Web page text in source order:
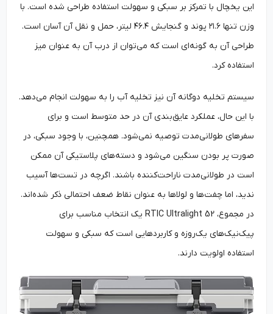
این یخچال با تمرکز بر سبکی و سهولت استفاده طراحی شده است. با
وزن تنها ۲۱.۶ پوند و گنجایش ۴۶.۴ لیتر، حمل و نقل آن آسان است.
طراحی آن به گونه‌ای است که می‌توان از درب آن به عنوان میز
استفاده کرد.
سیستم تخلیه دوگانه آن نیز تخلیه آب را به سهولت انجام می‌دهد.
با این حال، عملکرد عایق‌بندی آن در حد متوسط است و برای
سفرهای طولانی‌مدت توصیه نمی‌شود. همچنین، با وجود سبکی، در
صورت پر بودن سنگین می‌شود و دسته‌های پلاستیکی آن ممکن
است در طولانی‌مدت ناراحت‌کننده باشند. اگرچه در تست‌ها آسیب
ندید، اما چفت‌ها و لولاها به عنوان نقاط ضعف احتمالی ذکر شده‌اند.
در مجموع، RTIC Ultralight 52 یک انتخاب مناسب برای
پیک‌نیک‌های یک‌روزه و کاربردهایی است که سبکی و سهولت
استفاده اولویت دارند.